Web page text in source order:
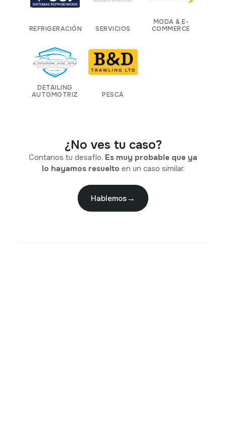
REFRIGERACIÓN SERVICIOS
MODA & E-
COMMERCE
DETAILING
AUTOMOTRIZ
PESCA
¿No ves tu caso?
Contanos tu desafío. Es muy probable que ya
lo hayamos resuelto en un caso similar.
Hablemos